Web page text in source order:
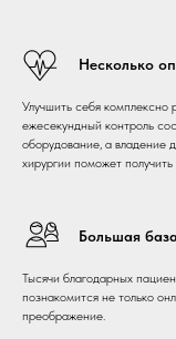
Несколько
Улучшить себя комплексно
ежесекундный контроль
оборудование, а владение
хирургии поможет
Большая
Тысячи благодарных
познакомится не только
преображение.